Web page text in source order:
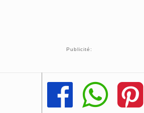
Publicité:
Share
Share
Share